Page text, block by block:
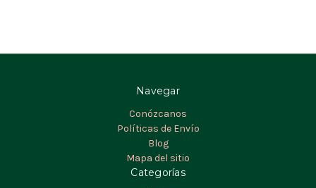
Navegar
Conózcanos
Políticas de Envío
Blog
Mapa del sitio
Categorías